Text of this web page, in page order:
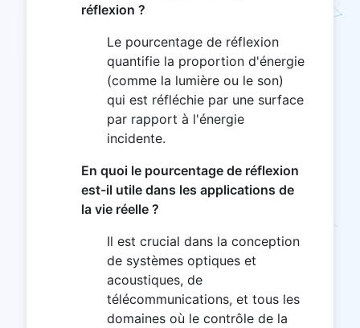
réflexion ?
Le pourcentage de réflexion
quantifie la proportion d'énergie
(comme la lumière ou le son)
qui est réfléchie par une surface
par rapport à l'énergie
incidente.
En quoi le pourcentage de réflexion
est-il utile dans les applications de
la vie réelle ?
Il est crucial dans la conception
de systèmes optiques et
acoustiques, de
télécommunications, et tous les
domaines où le contrôle de la